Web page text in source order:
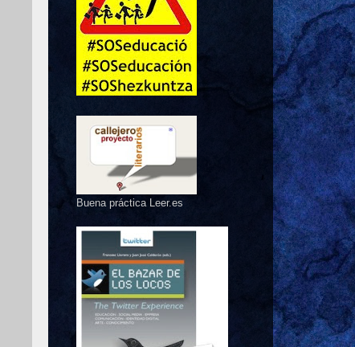
Buena práctica Leer.es